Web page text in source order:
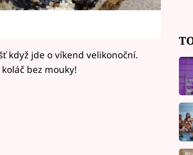
když jde o víkend velikonoční.
bez mouky!